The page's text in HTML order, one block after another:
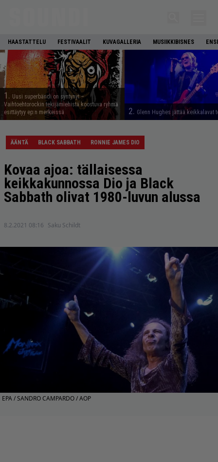
HAASTATTELU FESTIVAALIT KUVAGALLERIA MUSIIKKIBISNES
1. Uusi superbändi on syntynyt –
Vaihtoehtorockin tekijämiehistä koostuva ryhmä
esittäytyy ep:n merkeissä
2. Glenn Hughes jättää keikkalavat
ÄÄNTÄ BLACK SABBATH RONNIE JAMES DIO
Kovaa ajoa: tällaisessa
keikkakunnossa Dio ja Black
Sabbath olivat 1980-luvun alussa
8.2.2021 08:16 Saku Schildt
EPA / SANDRO CAMPARDO / AOP